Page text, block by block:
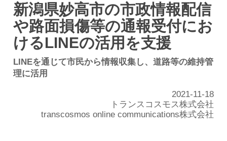
新潟県妙高市の市政情報配信
や路面損傷等の通報受付にお
けるLINEの活用を支援
LINEを通じて市民から情報収集し、道路等の維持管
理に活用
2021-11-18
トランスコスモス株式会社
transcosmos online communications株式会社